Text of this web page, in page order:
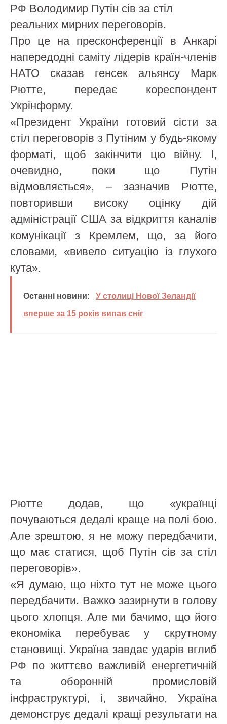
РФ Володимир Путін сів за стіл
реальних мирних переговорів.
Про це на пресконференції в Анкарі
напередодні саміту лідерів країн-членів
НАТО сказав генсек альянсу Марк
Рютте, передає кореспондент
Укрінформу.
«Президент України готовий сісти за
стіл переговорів з Путіним у будь-якому
форматі, щоб закінчити цю війну. І,
очевидно, поки що Путін
відмовляється», – зазначив Рютте,
повторивши високу оцінку дій
адміністрації США за відкриття каналів
комунікації з Кремлем, що, за його
словами, «вивело ситуацію із глухого
кута».
Останні новини:
У столиці Нової Зеландії
вперше за 15 років випав сніг
Рютте додав, що «українці
почуваються дедалі краще на полі бою.
Але зрештою, я не можу передбачити,
що має статися, щоб Путін сів за стіл
переговорів».
«Я думаю, що ніхто тут не може цього
передбачити. Важко зазирнути в голову
цього хлопця. Але ми бачимо, що його
економіка перебуває у скрутному
становищі. Україна завдає ударів вглиб
РФ по життєво важливій енергетичній
та оборонній промисловій
інфраструктурі, і, звичайно, Україна
демонструє дедалі кращі результати на